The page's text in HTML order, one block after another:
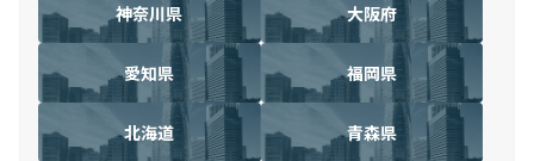
神奈川県 大阪府
愛知県 福岡県
北海道 青森県